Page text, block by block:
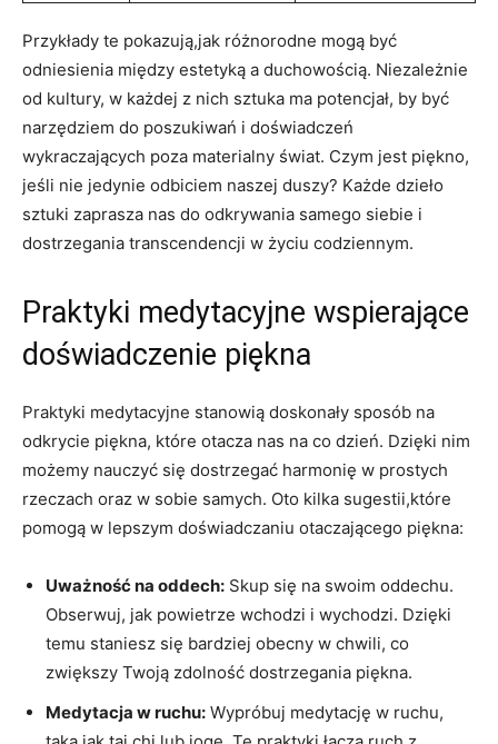
Przykłady te pokazują,jak różnorodne mogą być
odniesienia między estetyką a duchowością. Niezależnie
od kultury, w każdej z nich sztuka ma potencjał, by być
narzędziem do poszukiwań i doświadczeń
wykraczających poza materialny świat. Czym jest piękno,
jeśli nie jedynie odbiciem naszej duszy? Każde dzieło
sztuki zaprasza nas do odkrywania samego siebie i
dostrzegania transcendencji w życiu codziennym.
Praktyki medytacyjne wspierające
doświadczenie piękna
Praktyki medytacyjne stanowią doskonały sposób na
odkrycie piękna, które otacza nas na co dzień. Dzięki nim
możemy nauczyć się dostrzegać harmonię w prostych
rzeczach oraz w sobie samych. Oto kilka sugestii,które
pomogą w lepszym doświadczaniu otaczającego piękna:
Uważność na oddech: Skup się na swoim oddechu.
Obserwuj, jak powietrze wchodzi i wychodzi. Dzięki
temu staniesz się bardziej obecny w chwili, co
zwiększy Twoją zdolność dostrzegania piękna.
Medytacja w ruchu: Wypróbuj medytację w ruchu,